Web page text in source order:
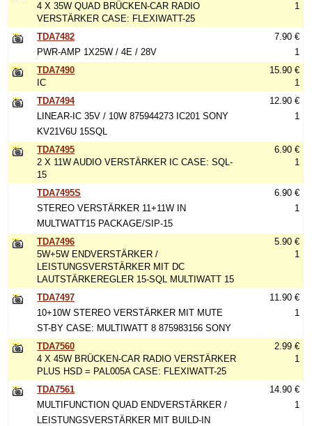
4 X 35W QUAD BRÜCKEN-CAR RADIO
VERSTÄRKER CASE: FLEXIWATT-25
1
TDA7482
PWR-AMP 1X25W / 4E / 28V
7.90 €
1
TDA7490
IC
15.90 €
1
TDA7494
LINEAR-IC 35V / 10W 875944273 IC201 SONY
KV21V6U 15SQL
12.90 €
1
TDA7495
2 X 11W AUDIO VERSTÄRKER IC CASE: SQL-
15
6.90 €
1
TDA7495S
STEREO VERSTÄRKER 11+11W IN
MULTWATT15 PACKAGE/SIP-15
6.90 €
1
TDA7496
5W+5W ENDVERSTÄRKER /
LEISTUNGSVERSTÄRKER MIT DC
LAUTSTÄRKEREGLER 15-SQL MULTIWATT 15
5.90 €
1
TDA7497
10+10W STEREO VERSTÄRKER MIT MUTE
ST-BY CASE: MULTIWATT 8 875983156 SONY
11.90 €
1
TDA7560
4 X 45W BRÜCKEN-CAR RADIO VERSTÄRKER
PLUS HSD = PAL005A CASE: FLEXIWATT-25
2.99 €
1
TDA7561
MULTIFUNCTION QUAD ENDVERSTÄRKER /
LEISTUNGSVERSTÄRKER MIT BUILD-IN
14.90 €
1